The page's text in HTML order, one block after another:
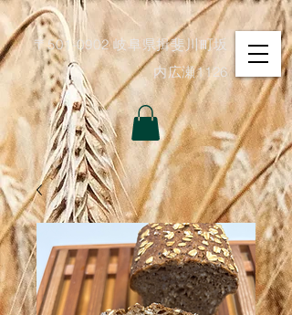
〒501-0902 岐阜県揖斐川町坂
内広瀬1126